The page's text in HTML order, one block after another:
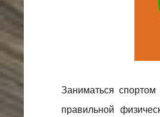
Заниматься
правильной